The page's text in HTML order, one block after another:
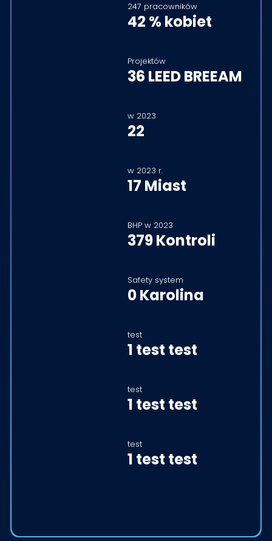
247 pracowników
42 % kobiet
Projektów
36 LEED BREEAM
w 2023
22
w 2023 r.
17 Miast
BHP w 2023
379 Kontroli
Safety system
0 Karolina
test
1 test test
test
1 test test
test
1 test test